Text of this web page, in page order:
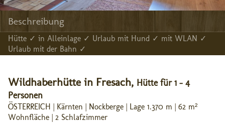
Beschreibung
Hütte ✓ in Alleinlage ✓ Urlaub mit Hund ✓ mit WLAN ✓
Urlaub mit der Bahn ✓
Wildhaberhütte in Fresach, Hütte für 1 - 4
Personen
ÖSTERREICH | Kärnten | Nockberge | Lage 1.370 m | 62 m²
Wohnfläche | 2 Schlafzimmer